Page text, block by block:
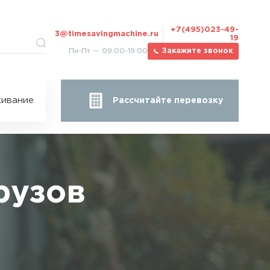
3@timesavingmachine.ru
+7(495)023-49-
19
Пн-Пт — 09:00-19:00
Закажите звонок
Рассчитайте перевозку